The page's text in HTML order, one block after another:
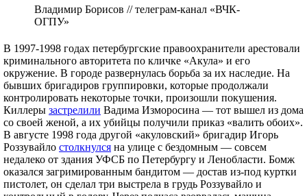
Владимир Борисов // телеграм-канал «ВЧК-
ОГПУ»
В 1997-1998 годах петербургские правоохранители арестовали
криминального авторитета по кличке «Акула» и его
окружение. В городе развернулась борьба за их наследие. На
бывших бригадиров группировки, которые продолжали
контролировать некоторые точки, произошли покушения.
Киллеры застрелили Вадима Изморосина — тот вышел из дома
со своей женой, а их убийцы получили приказ «валить обоих».
В августе 1998 года другой «акуловский» бригадир Игорь
Роззувайло столкнулся на улице с бездомным — совсем
недалеко от здания УФСБ по Петербургу и Ленобласти. Бомж
оказался загримированным бандитом — достав из-под куртки
пистолет, он сделал три выстрела в грудь Роззувайло и